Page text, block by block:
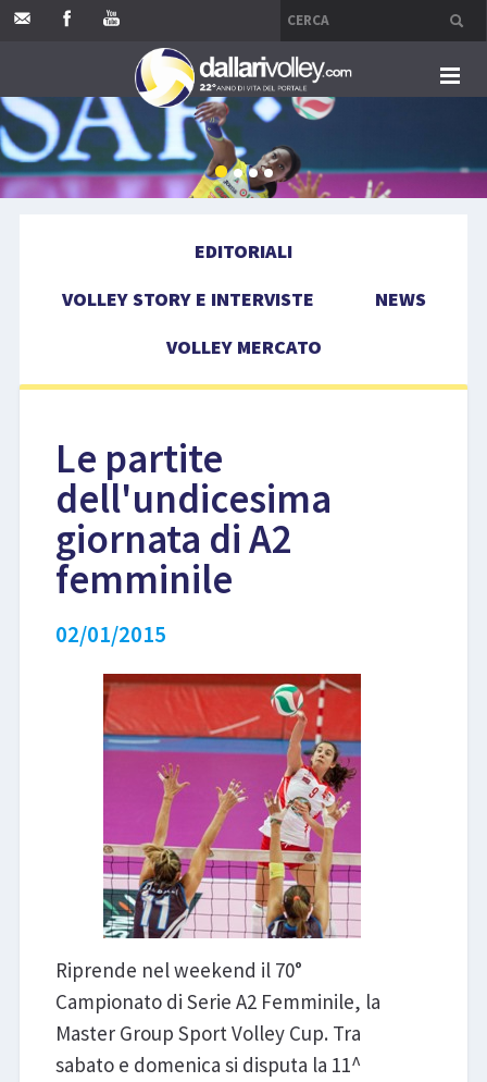
HOME
LIBRI
EDITORIALI
VOLLEY STORY E INTERVISTE
NEWS
VOLLEY MERCATO
Le partite
dell'undicesima
giornata di A2
femminile
02/01/2015
Riprende nel weekend il 70°
Campionato di Serie A2 Femminile, la
Master Group Sport Volley Cup. Tra
sabato e domenica si disputa la 11^